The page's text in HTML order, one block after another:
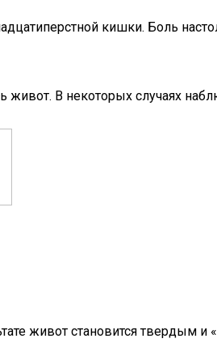
кишки. Боль
В некоторых случаях
живот становится твердым и